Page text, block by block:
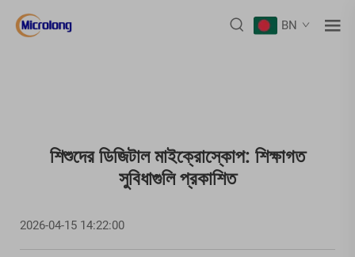
BN
শিশুদের ডিজিটাল মাইক্রোস্কোপ: শিক্ষাগত
সুবিধাগুলি প্রকাশিত
2026-04-15 14:22:00